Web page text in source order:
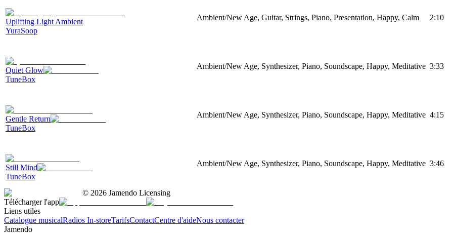
Uplifting Light Ambient
YuraSoop
Ambient/New Age, Guitar, Strings, Piano, Presentation, Happy, Calm 2:10
Quiet Glow
TuneBox
Ambient/New Age, Synthesizer, Piano, Soundscape, Happy, Meditative 3:33
Gentle Return
TuneBox
Ambient/New Age, Synthesizer, Piano, Soundscape, Happy, Meditative 4:15
Still Mind
TuneBox
Ambient/New Age, Synthesizer, Piano, Soundscape, Happy, Meditative 3:46
© 2026 Jamendo Licensing
Télécharger l'app
Liens utiles
Catalogue musicalRadios In-storeTarifsContactCentre d'aideNous contacter
Jamendo